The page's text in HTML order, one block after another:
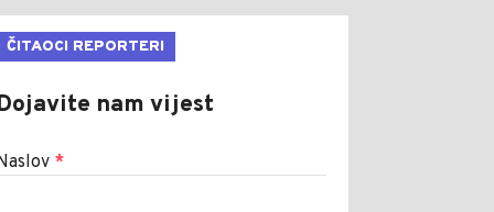
ČITAOCI REPORTERI
nam vijest
*